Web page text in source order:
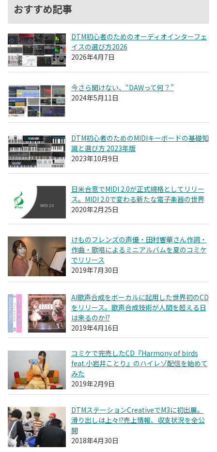
おすすめ記事
DTM初心者のためのオーディオインターフェ
イスの選び方2026
2026年4月7日
今さら聞けない、“DAWって何？”
2024年5月11日
DTM初心者のためのMIDIキーボードの基礎知
識と選び方 2023年版
2023年10月9日
日米合意でMIDI 2.0が正式規格としてリリー
ス。MIDI 2.0で変わる新たな電子楽器の世界
2020年2月25日
けものフレンズの声優・田村響華さん作詞・
作曲・歌唱によるミニアルバムを夏のコミケ
でリリース
2019年7月30日
AI歌声合成をボーカルに起用した世界初のCD
をリリース。歌声合成技術が人間を超える日
は来るのか!?
2019年4月16日
コミケで完売したCD『Harmony of birds
feat.小岩井ことり』のハイレゾ配信を始めて
みた
2019年2月9日
DTMステーションCreativeでM3に初出展。
滑り出しは上々!?売上情報、収支状況を全公
開
2018年4月30日